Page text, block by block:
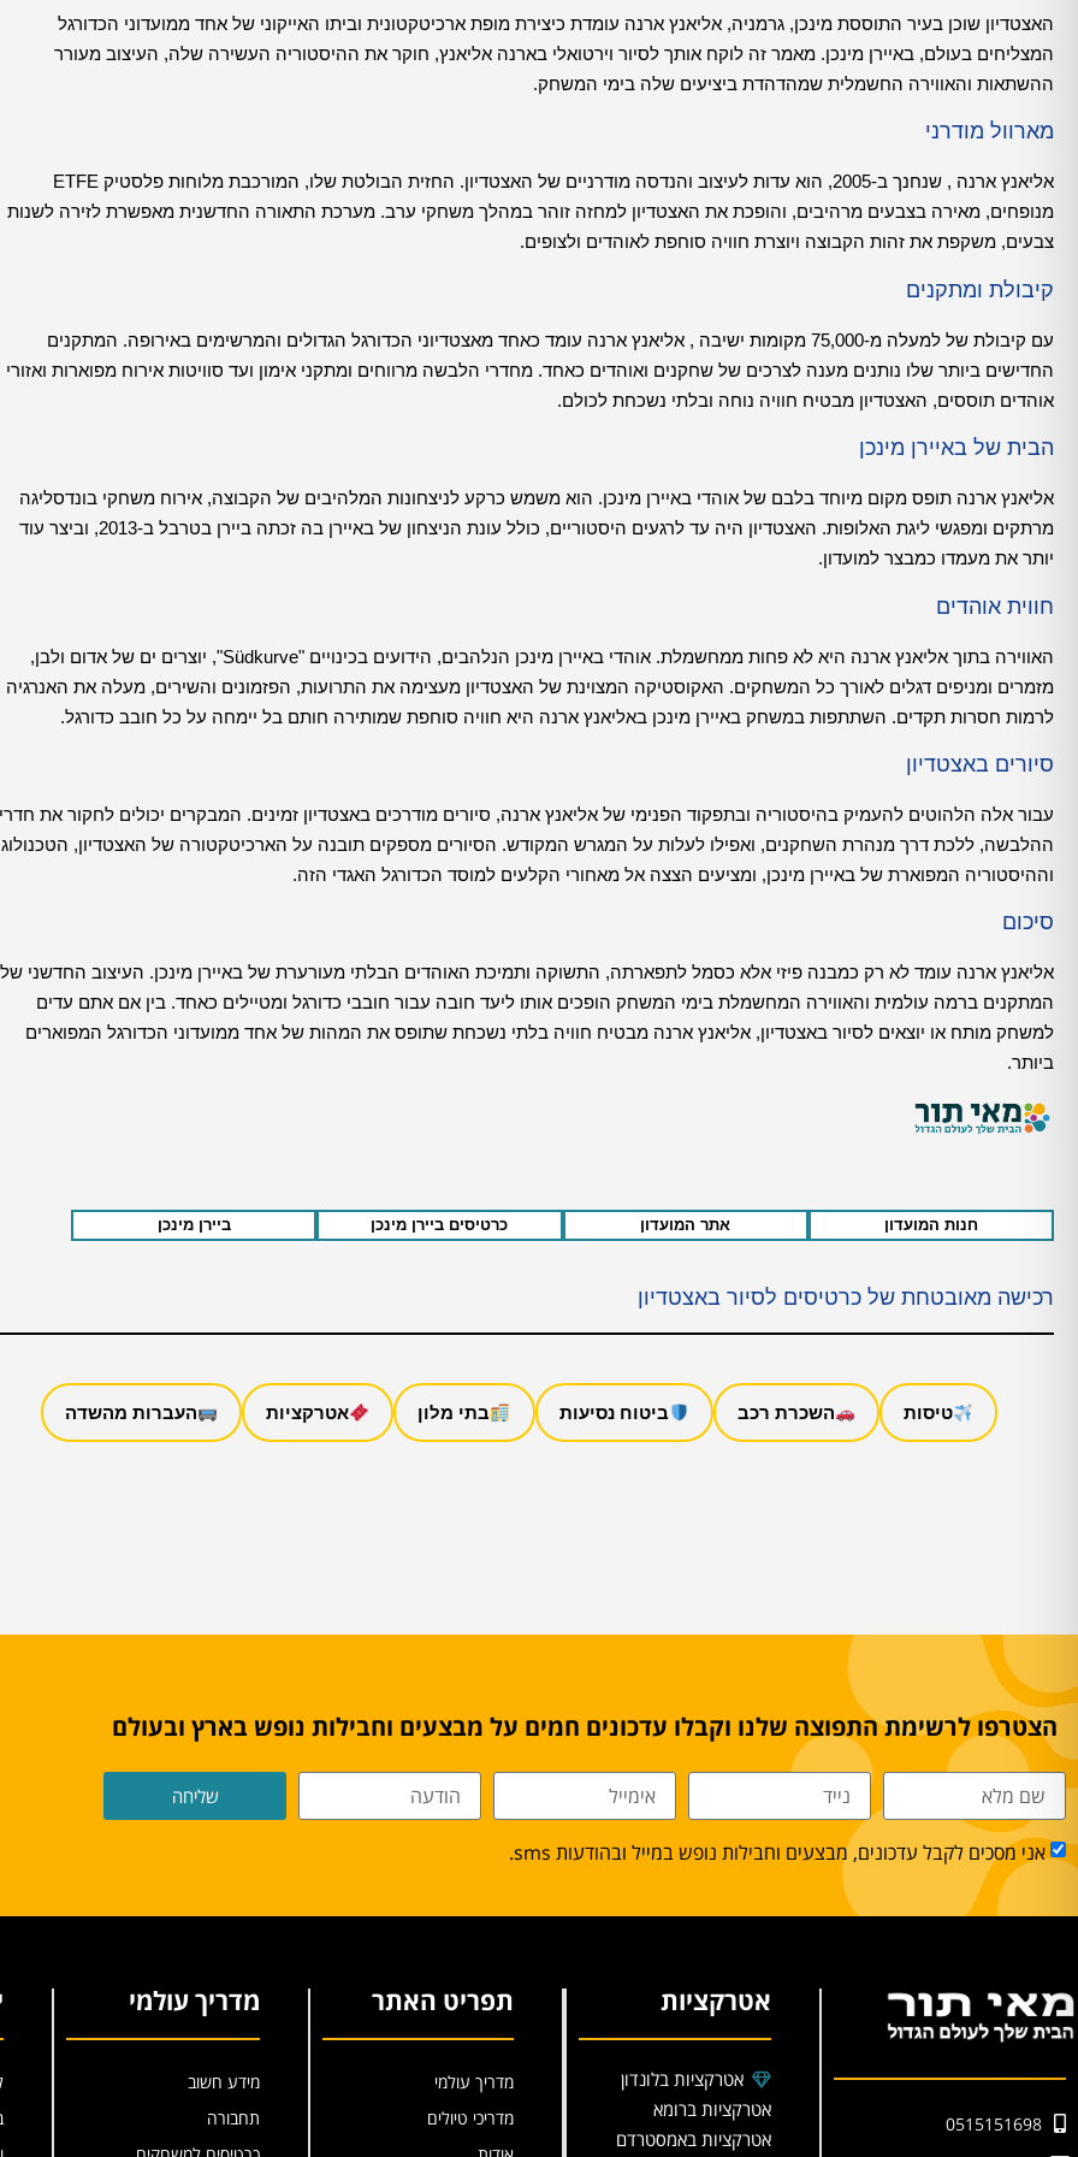
האצטדיון שוכן בעיר התוססת מינכן, גרמניה, אליאנץ ארנה עומדת כיצירת מופת ארכיטקטונית וביתו האייקוני של אחד ממועדוני הכדורגל
המצליחים בעולם, באיירן מינכן. מאמר זה לוקח אותך לסיור וירטואלי בארנה אליאנץ, חוקר את ההיסטוריה העשירה שלה, העיצוב מעורר
ההשתאות והאווירה החשמלית שמהדהדת ביציעים שלה בימי המשחק.
מארוול מודרני
אליאנץ ארנה , שנחנך ב-2005, הוא עדות לעיצוב והנדסה מודרניים של האצטדיון. החזית הבולטת שלו, המורכבת מלוחות פלסטיק ETFE
מנופחים, מאירה בצבעים מרהיבים, והופכת את האצטדיון למחזה זוהר במהלך משחקי ערב. מערכת התאורה החדשנית מאפשרת לזירה לשנות
צבעים, משקפת את זהות הקבוצה ויוצרת חוויה סוחפת לאוהדים ולצופים.
קיבולת ומתקנים
עם קיבולת של למעלה מ-75,000 מקומות ישיבה , אליאנץ ארנה עומד כאחד מאצטדיוני הכדורגל הגדולים והמרשימים באירופה. המתקנים
החדישים ביותר שלו נותנים מענה לצרכים של שחקנים ואוהדים כאחד. מחדרי הלבשה מרווחים ומתקני אימון ועד סוויטות אירוח מפוארות ואזורי
אוהדים תוססים, האצטדיון מבטיח חוויה נוחה ובלתי נשכחת לכולם.
הבית של באיירן מינכן
אליאנץ ארנה תופס מקום מיוחד בלבם של אוהדי באיירן מינכן. הוא משמש כרקע לניצחונות המלהיבים של הקבוצה, אירוח משחקי בונדסליגה
מרתקים ומפגשי ליגת האלופות. האצטדיון היה עד לרגעים היסטוריים, כולל עונת הניצחון של באיירן בה זכתה ביירן בטרבל ב-2013, וביצר עוד
יותר את מעמדו כמבצר למועדון.
חווית אוהדים
האווירה בתוך אליאנץ ארנה היא לא פחות ממחשמלת. אוהדי באיירן מינכן הנלהבים, הידועים בכינויים "Südkurve", יוצרים ים של אדום ולבן,
מזמרים ומניפים דגלים לאורך כל המשחקים. האקוסטיקה המצוינת של האצטדיון מעצימה את התרועות, הפזמונים והשירים, מעלה את האנרגיה
לרמות חסרות תקדים. השתתפות במשחק באיירן מינכן באליאנץ ארנה היא חוויה סוחפת שמותירה חותם בל יימחה על כל חובב כדורגל.
סיורים באצטדיון
עבור אלה הלהוטים להעמיק בהיסטוריה ובתפקוד הפנימי של אליאנץ ארנה, סיורים מודרכים באצטדיון זמינים. המבקרים יכולים לחקור את חדרי
ההלבשה, ללכת דרך מנהרת השחקנים, ואפילו לעלות על המגרש המקודש. הסיורים מספקים תובנה על הארכיטקטורה של האצטדיון,
וההיסטוריה המפוארת של באיירן מינכן, ומציעים הצצה אל מאחורי הקלעים למוסד הכדורגל האגדי הזה.
סיכום
אליאנץ ארנה עומד לא רק כמבנה פיזי אלא כסמל לתפארתה, התשוקה ותמיכת האוהדים הבלתי מעורערת של באיירן מינכן. העיצוב החדשני
המתקנים ברמה עולמית והאווירה המחשמלת בימי המשחק הופכים אותו ליעד חובה עבור חובבי כדורגל ומטיילים כאחד. בין אם אתם עדים
למשחק מותח או יוצאים לסיור באצטדיון, אליאנץ ארנה מבטיח חוויה בלתי נשכחת שתופס את המהות של אחד ממועדוני הכדורגל המפוארים
ביותר.
חנות המועדון אתר המועדון כרטיסים ביירן מינכן ביירן מינכן
רכישה מאובטחת של כרטיסים לסיור באצטדיון
טיסות השכרת רכב ביטוח נסיעות בתי מלון אטרקציות העברות מהשדה
הצטרפו לרשימת התפוצה שלנו וקבלו עדכונים חמים על מבצעים וחבילות נופש בארץ ובעולם
אני מסכים לקבל עדכונים, מבצעים וחבילות נופש במייל ובהודעות sms.
שליחה
0515151698
אטרקציות
אטרקציות בלונדון
אטרקציות ברומא
אטרקציות באמסטרדם
תפריט האתר
מדריך עולמי
מדריכי טיולים
מדריך עולמי
מידע חשוב
תחבורה